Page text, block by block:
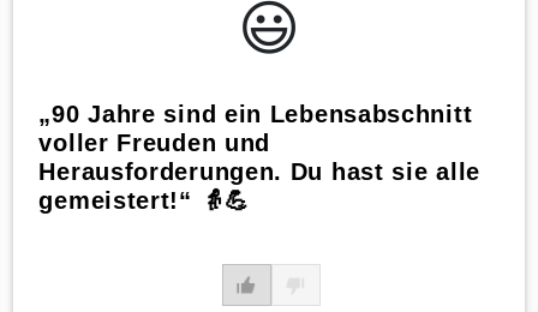
😃️
„90 Jahre sind ein Lebensabschnitt
voller Freuden und
Herausforderungen. Du hast sie alle
gemeistert!“ 👵💪